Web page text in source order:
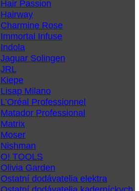
Hair Passion
Hairway
Charmine Rose
Immortal Infuse
Indola
Jaguar Solingen
JRL
Kiepe
Lisap Milano
L’Oréal Professionnel
Matador Professional
Matrix
Moser
Nishman
O! TOOLS
Olivia Garden
Ostatní dodávatelia elektra